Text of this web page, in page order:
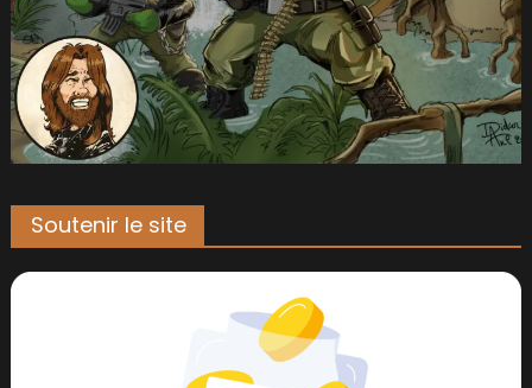
Soutenir le site